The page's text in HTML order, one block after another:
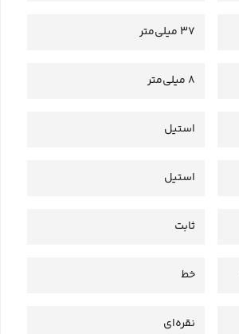
37 میلی‌متر
8 میلی‌متر
استیل
استیل
ثابت
خط
نقره‌ای